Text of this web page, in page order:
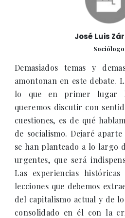
José Luis
Sociólogo
Demasiados temas y
amontonan en este debate.
lo que en primer lugar
queremos discutir con
cuestiones, es de qué
de socialismo. Dejaré
se han planteado a lo largo
urgentes, que será
Las experiencias
lecciones que debemos
del capitalismo actual y de
consolidado en él con la